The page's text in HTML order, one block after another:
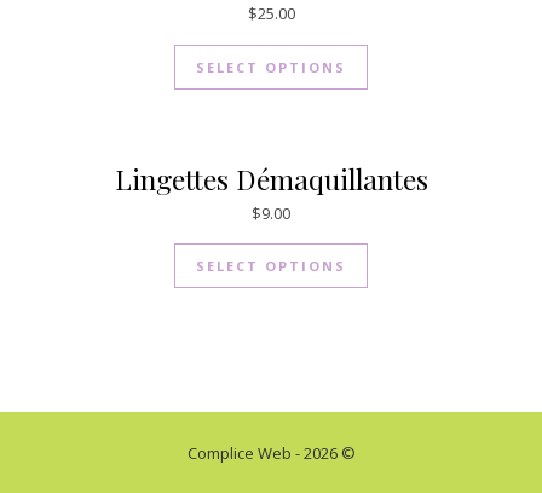
$25.00
SELECT OPTIONS
Lingettes Démaquillantes
$9.00
SELECT OPTIONS
Complice Web - 2026 ©